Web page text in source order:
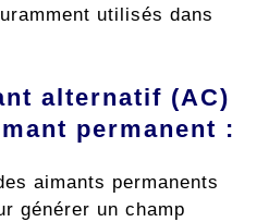
utilisés dans
alternatif (AC)
permanent :
aimants permanents
générer un champ